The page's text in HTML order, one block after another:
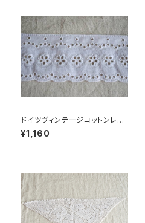
ドイツヴィンテージコットンレー
スR●小花柄
¥1,160